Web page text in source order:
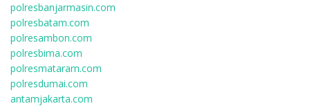
polresbanjarmasin.com
polresbatam.com
polresambon.com
polresbima.com
polresmataram.com
polresdumai.com
antamjakarta.com